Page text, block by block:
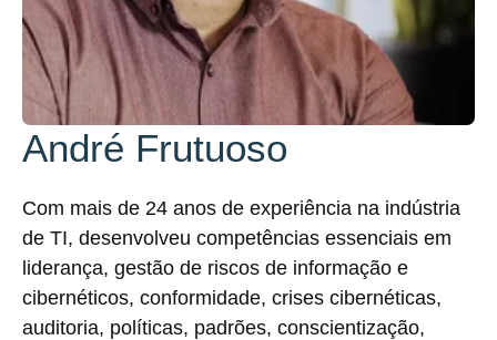
André Frutuoso
Com mais de 24 anos de experiência na indústria
de TI, desenvolveu competências essenciais em
liderança, gestão de riscos de informação e
cibernéticos, conformidade, crises cibernéticas,
auditoria, políticas, padrões, conscientização,